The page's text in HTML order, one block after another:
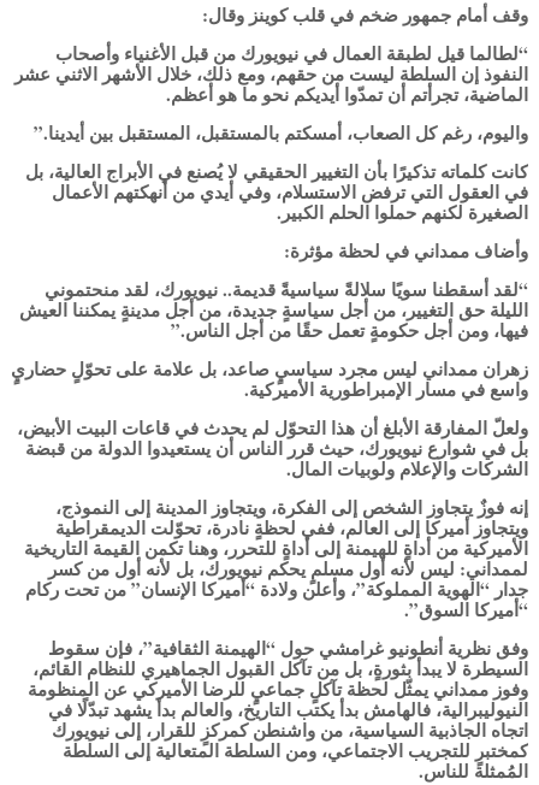
وقف أمام جمهور ضخم في قلب كوينز وقال:
“لطالما قيل لطبقة العمال في نيويورك من قبل الأغنياء وأصحاب
النفوذ إن السلطة ليست من حقهم، ومع ذلك، خلال الأشهر الاثني عشر
الماضية، تجرأتم أن تمدّوا أيديكم نحو ما هو أعظم.
واليوم، رغم كل الصعاب، أمسكتم بالمستقبل، المستقبل بين أيدينا.”
كانت كلماته تذكيرًا بأن التغيير الحقيقي لا يُصنع في الأبراج العالية، بل
في العقول التي ترفض الاستسلام، وفي أيدي من أنهكتهم الأعمال
الصغيرة لكنهم حملوا الحلم الكبير.
وأضاف ممداني في لحظة مؤثرة:
“لقد أسقطنا سويًا سلالةً سياسيةً قديمة.. نيويورك، لقد منحتموني
الليلة حق التغيير، من أجل سياسةٍ جديدة، من أجل مدينةٍ يمكننا العيش
فيها، ومن أجل حكومةٍ تعمل حقًا من أجل الناس.”
زهران ممداني ليس مجرد سياسيٍ صاعد، بل علامة على تحوّلٍ حضاريٍ
واسع في مسار الإمبراطورية الأميركية.
ولعلّ المفارقة الأبلغ أن هذا التحوّل لم يحدث في قاعات البيت الأبيض،
بل في شوارع نيويورك، حيث قرر الناس أن يستعيدوا الدولة من قبضة
الشركات والإعلام ولوبيات المال.
إنه فوزٌ يتجاوز الشخص إلى الفكرة، ويتجاوز المدينة إلى النموذج،
ويتجاوز أميركا إلى العالم، ففي لحظةٍ نادرة، تحوّلت الديمقراطية
الأميركية من أداةٍ للهيمنة إلى أداةٍ للتحرر، وهنا تكمن القيمة التاريخية
لممداني: ليس لأنه أول مسلمٍ يحكم نيويورك، بل لأنه أول من كسر
جدار “الهوية المملوكة”، وأعلن ولادة “أميركا الإنسان” من تحت ركام
“أميركا السوق”.
وفق نظرية أنطونيو غرامشي حول “الهيمنة الثقافية”، فإن سقوط
السيطرة لا يبدأ بثورةٍ، بل من تآكل القبول الجماهيري للنظام القائم،
وفوز ممداني يمثّل لحظة تآكلٍ جماعيٍ للرضا الأميركي عن المنظومة
النيوليبرالية، فالهامش بدأ يكتب التاريخ، والعالم بدأ يشهد تبدّلًا في
اتجاه الجاذبية السياسية، من واشنطن كمركزٍ للقرار، إلى نيويورك
كمختبرٍ للتجريب الاجتماعي، ومن السلطة المتعالية إلى السلطة
المُمثلة للناس.